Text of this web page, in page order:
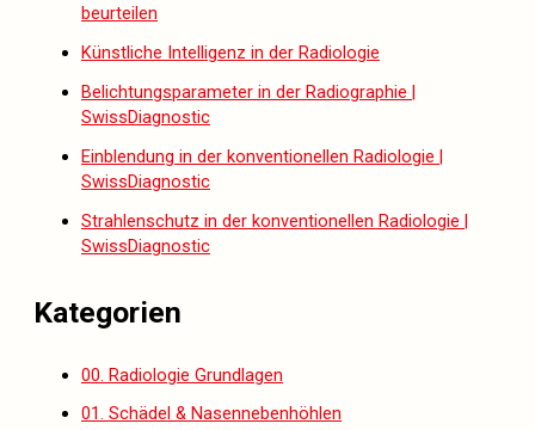
beurteilen
Künstliche Intelligenz in der Radiologie
Belichtungsparameter in der Radiographie |
SwissDiagnostic
Einblendung in der konventionellen Radiologie |
SwissDiagnostic
Strahlenschutz in der konventionellen Radiologie |
SwissDiagnostic
Kategorien
00. Radiologie Grundlagen
01. Schädel & Nasennebenhöhlen